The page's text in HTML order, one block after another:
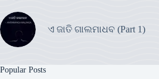
ଏ ଜାତି ଗାଲମାଧବ (Part 1)
Popular Posts